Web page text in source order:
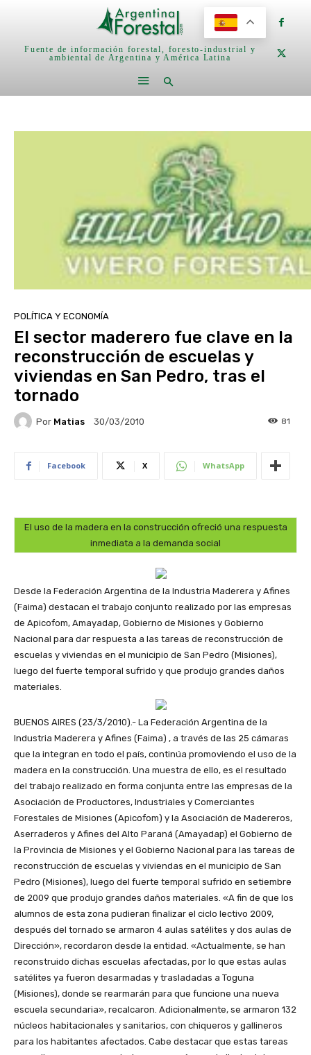
Fuente de información forestal, foresto-industrial y
ambiental de Argentina y América Latina
POLÍTICA Y ECONOMÍA
El sector maderero fue clave en la
reconstrucción de escuelas y
viviendas en San Pedro, tras el
tornado
Por Matias 30/03/2010 81
Facebook X WhatsApp
El uso de la madera en la construcción ofreció una respuesta
inmediata a la demanda social
Desde la Federación Argentina de la Industria Maderera y Afines
(Faima) destacan el trabajo conjunto realizado por las empresas
de Apicofom, Amayadap, Gobierno de Misiones y Gobierno
Nacional para dar respuesta a las tareas de reconstrucción de
escuelas y viviendas en el municipio de San Pedro (Misiones),
luego del fuerte temporal sufrido y que produjo grandes daños
materiales.
BUENOS AIRES (23/3/2010).- La Federación Argentina de la
Industria Maderera y Afines (Faima) , a través de las 25 cámaras
que la integran en todo el país, continúa promoviendo el uso de la
madera en la construcción. Una muestra de ello, es el resultado
del trabajo realizado en forma conjunta entre las empresas de la
Asociación de Productores, Industriales y Comerciantes
Forestales de Misiones (Apicofom) y la Asociación de Madereros,
Aserraderos y Afines del Alto Paraná (Amayadap) el Gobierno de
la Provincia de Misiones y el Gobierno Nacional para las tareas de
reconstrucción de escuelas y viviendas en el municipio de San
Pedro (Misiones), luego del fuerte temporal sufrido en setiembre
de 2009 que produjo grandes daños materiales. «A fin de que los
alumnos de esta zona pudieran finalizar el ciclo lectivo 2009,
después del tornado se armaron 4 aulas satélites y dos aulas de
Dirección», recordaron desde la entidad. «Actualmente, se han
reconstruido dichas escuelas afectadas, por lo que estas aulas
satélites ya fueron desarmadas y trasladadas a Toguna
(Misiones), donde se rearmarán para que funcione una nueva
escuela secundaria», recalcaron. Adicionalmente, se armaron 132
núcleos habitacionales y sanitarios, con chiqueros y gallineros
para los habitantes afectados. Cabe destacar que estas tareas